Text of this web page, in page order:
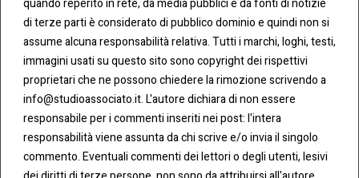
di terze parti è considerato di pubblico dominio e quindi non si
assume alcuna responsabilità relativa. Tutti i marchi, loghi, testi,
immagini usati su questo sito sono copyright dei rispettivi
proprietari che ne possono chiedere la rimozione scrivendo a
info@studioassociato.it. L'autore dichiara di non essere
responsabile per i commenti inseriti nei post: l'intera
responsabilità viene assunta da chi scrive e/o invia il singolo
commento. Eventuali commenti dei lettori o degli utenti, lesivi
Fax:
0283438.483
mail:
info@studioassociato.it
Via
Vittor
Policy
Privacy
Policy